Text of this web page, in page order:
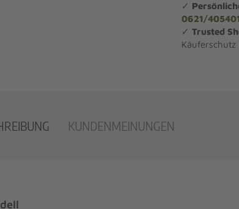
✓
0621/
✓ Trusted
Käuferschutz
KUNDENMEINUNGEN